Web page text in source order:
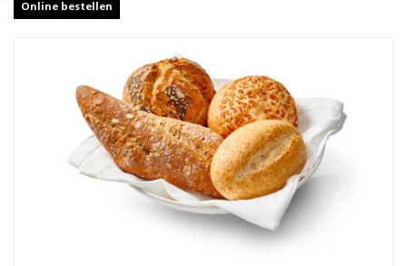
Online bestellen